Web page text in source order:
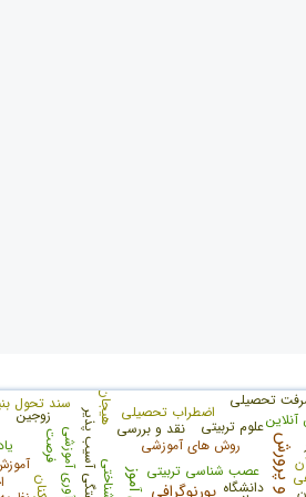
پورنوگرافی
عصب شناسی تربیتی
روش های آموزشی نوآوری آموزشی نقد و بررسی
سند تحول
فرصت
اضطراب تحصیلی
علوم تربیتی
دانشگاه
تحصیلی هیجان زوجين